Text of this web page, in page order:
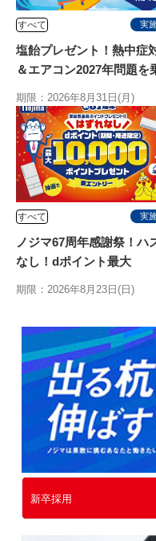
すべて 実
塩飴プレゼント！熱中症
＆エアコン2027年問題を
期限：2026年8月31日(月)
すべて 実
ノジマ67周年感謝祭！ハ
なし！dポイント最大
期限：2026年8月23日(日)
新卒採用